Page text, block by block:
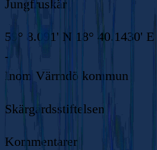
Jungfruskär
59° 8.091' N 18° 40.1430' E
-
Inom Värmdö kommun
Skärgårdsstiftelsen
Kommentarer